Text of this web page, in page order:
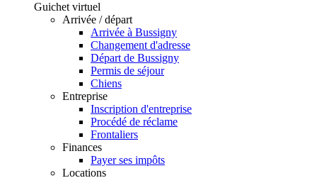
Guichet virtuel
Arrivée / départ
Arrivée à Bussigny
Changement d'adresse
Départ de Bussigny
Permis de séjour
Chiens
Entreprise
Inscription d'entreprise
Procédé de réclame
Frontaliers
Finances
Payer ses impôts
Locations